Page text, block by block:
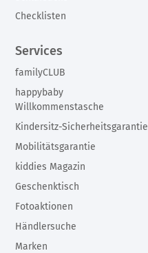
Checklisten
Services
familyCLUB
happybaby
Willkommenstasche
Kindersitz-Sicherheitsgarantie
Mobilitätsgarantie
kiddies Magazin
Geschenktisch
Fotoaktionen
Händlersuche
Marken